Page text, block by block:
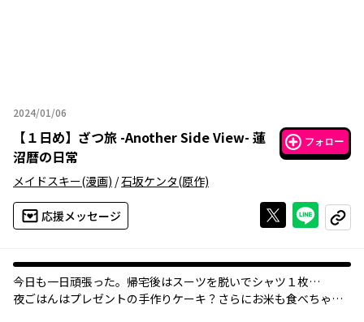
2024/01/06
2024年01月06日
【１日め】 ざつ旅 -Another Side View- 蓮
沼暦の日常
フォロー
メイドスキー(漫画) /石坂ケンタ(原作)
応援メッセージ Xで投稿する
ライン
コピー
今日も一日頑張った。帰宅後はスーツを脱いでシャツ１枚…
夜ごはんはプレゼントの手作りケーキ？さらにお米も食べちゃお